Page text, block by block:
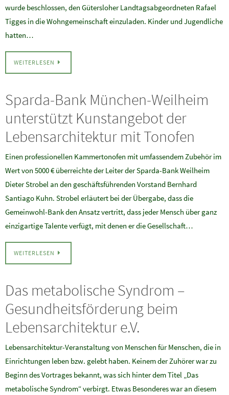
wurde beschlossen, den Gütersloher Landtagsabgeordneten Rafael
Tigges in die Wohngemeinschaft einzuladen. Kinder und Jugendliche
hatten…
WEITERLESEN
Sparda-Bank München-Weilheim
unterstützt Kunstangebot der
Lebensarchitektur mit Tonofen
Einen professionellen Kammertonofen mit umfassendem Zubehör im
Wert von 5000 € überreichte der Leiter der Sparda-Bank Weilheim
Dieter Strobel an den geschäftsführenden Vorstand Bernhard
Santiago Kuhn. Strobel erläutert bei der Übergabe, dass die
Gemeinwohl-Bank den Ansatz vertritt, dass jeder Mensch über ganz
einzigartige Talente verfügt, mit denen er die Gesellschaft…
WEITERLESEN
Das metabolische Syndrom –
Gesundheitsförderung beim
Lebensarchitektur e.V.
Lebensarchitektur-Veranstaltung von Menschen für Menschen, die in
Einrichtungen leben bzw. gelebt haben. Keinem der Zuhörer war zu
Beginn des Vortrages bekannt, was sich hinter dem Titel „Das
metabolische Syndrom“ verbirgt. Etwas Besonderes war an diesem